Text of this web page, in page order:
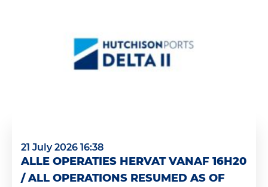
21 July 2026 16:38
ALLE OPERATIES HERVAT VANAF 16H20
/ ALL OPERATIONS RESUMED AS OF